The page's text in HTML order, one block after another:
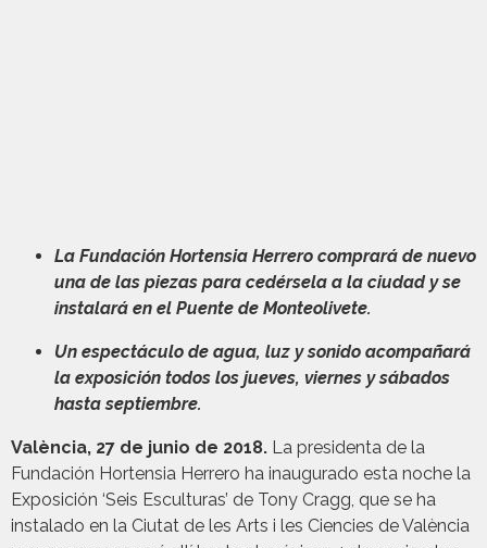
La Fundación Hortensia Herrero comprará de nuevo
una de las piezas para cedérsela a la ciudad y se
instalará en el Puente de Monteolivete.
Un espectáculo de agua, luz y sonido acompañará
la exposición todos los jueves, viernes y sábados
hasta septiembre.
València, 27 de junio de 2018. La presidenta de la
Fundación Hortensia Herrero ha inaugurado esta noche la
Exposición ‘Seis Esculturas’ de Tony Cragg, que se ha
instalado en la Ciutat de les Arts i les Ciencies de València